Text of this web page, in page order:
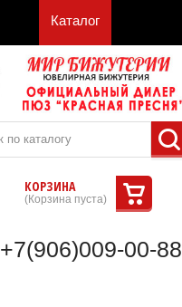
Каталог
КОРЗИНА
(Корзина пуста)
+7(906)009-00-88